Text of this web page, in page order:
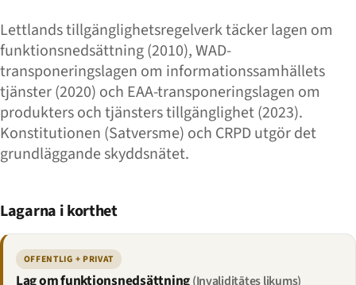
Lettlands tillgänglighetsregelverk täcker lagen om
funktionsnedsättning (2010), WAD-
transponeringslagen om informationssamhällets
tjänster (2020) och EAA-transponeringslagen om
produkters och tjänsters tillgänglighet (2023).
Konstitutionen (Satversme) och CRPD utgör det
grundläggande skyddsnätet.
Lagarna i korthet
OFFENTLIG + PRIVAT
Lag om funktionsnedsättning(Invaliditātes likums)